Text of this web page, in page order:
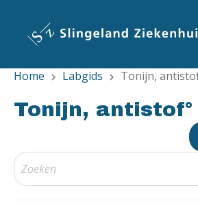
inhoud
Home chevron_right Labgids chevron_right Tonijn,
Tonijn, antistof°